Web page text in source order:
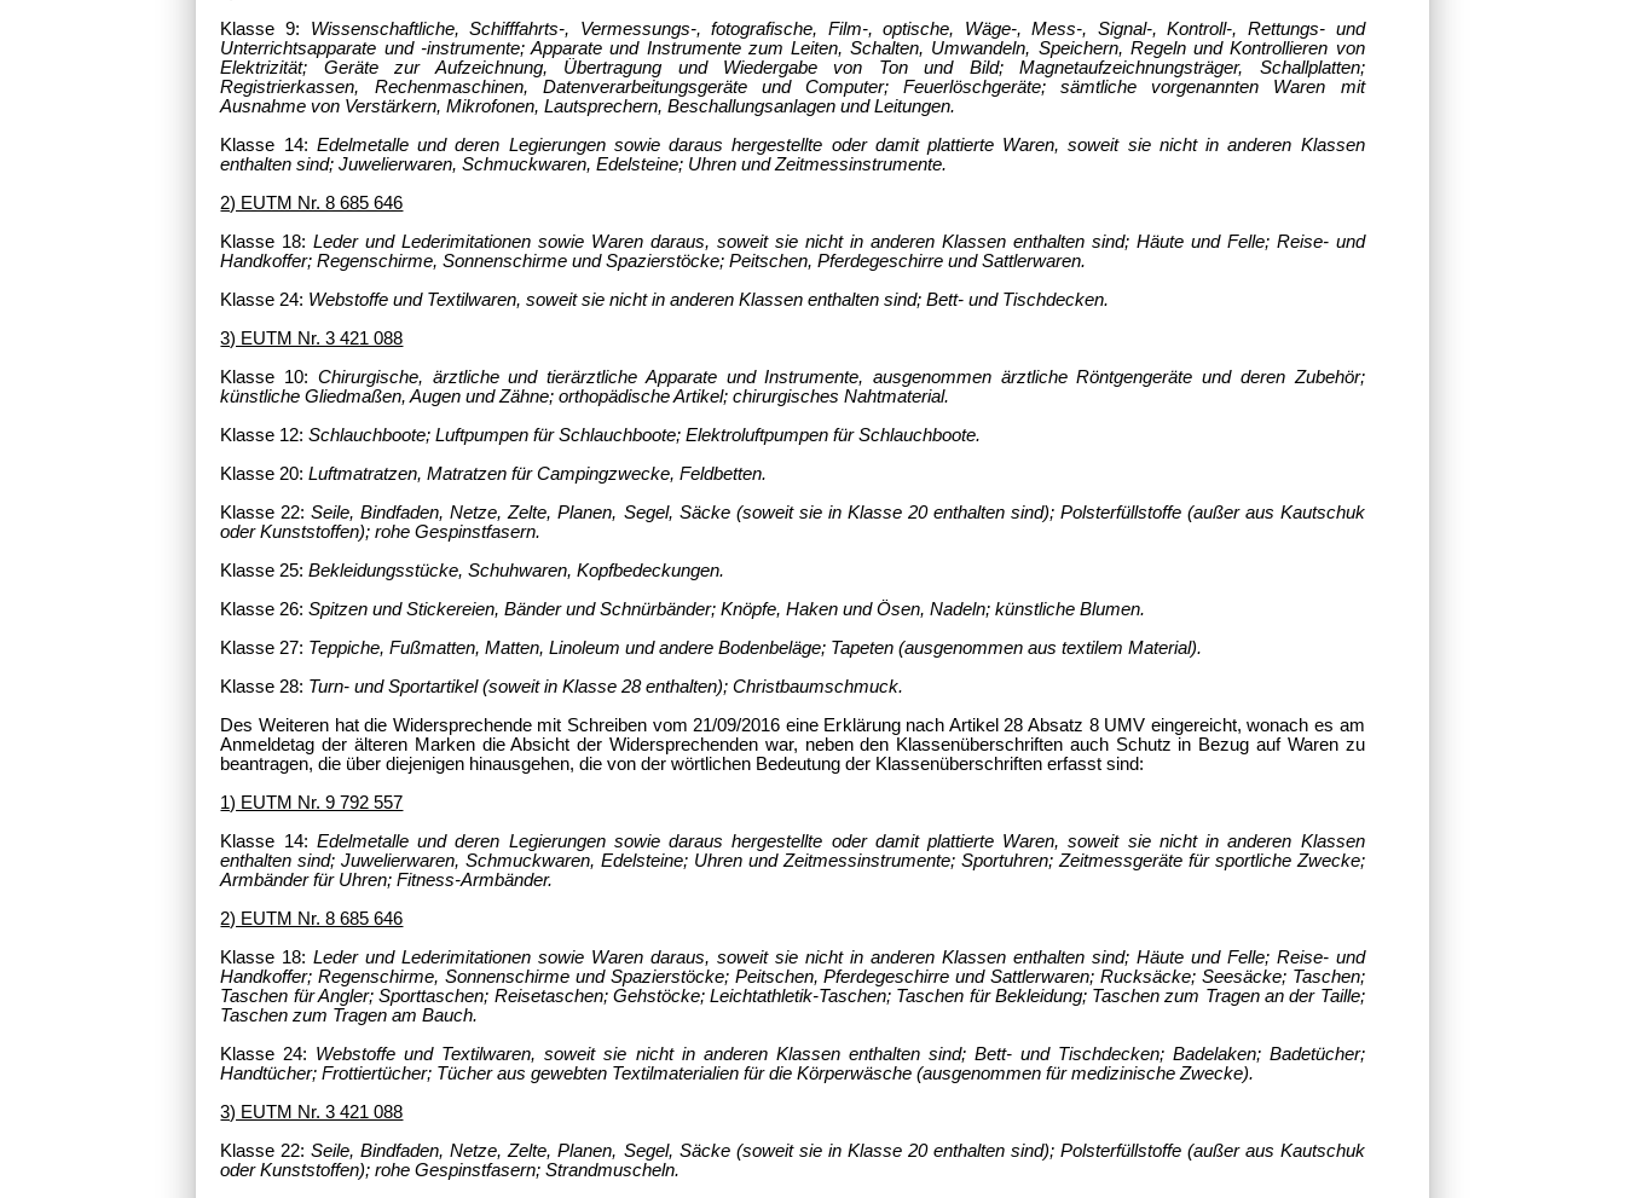
Klasse 9: Wissenschaftliche, Schifffahrts-, Vermessungs-, fotografische, Film-, optische, Wäge-, Mess-, Signal-, Kontroll-, Rettungs- und
Unterrichtsapparate und -instrumente; Apparate und Instrumente zum Leiten, Schalten, Umwandeln, Speichern, Regeln und Kontrollieren von
Elektrizität; Geräte zur Aufzeichnung, Übertragung und Wiedergabe von Ton und Bild; Magnetaufzeichnungsträger, Schallplatten;
Registrierkassen, Rechenmaschinen, Datenverarbeitungsgeräte und Computer; Feuerlöschgeräte; sämtliche vorgenannten Waren mit
Ausnahme von Verstärkern, Mikrofonen, Lautsprechern, Beschallungsanlagen und Leitungen.
Klasse 14: Edelmetalle und deren Legierungen sowie daraus hergestellte oder damit plattierte Waren, soweit sie nicht in anderen Klassen
enthalten sind; Juwelierwaren, Schmuckwaren, Edelsteine; Uhren und Zeitmessinstrumente.
2) EUTM Nr. 8 685 646
Klasse 18:Leder und Lederimitationen sowie Waren daraus, soweit sie nicht in anderen Klassen enthalten sind; Häute und Felle; Reise- und
Handkoffer; Regenschirme, Sonnenschirme und Spazierstöcke; Peitschen, Pferdegeschirre und Sattlerwaren.
Klasse 24: Webstoffe und Textilwaren, soweit sie nicht in anderen Klassen enthalten sind; Bett- und Tischdecken.
3) EUTM Nr. 3 421 088
Klasse 10: Chirurgische, ärztliche und tierärztliche Apparate und Instrumente, ausgenommen ärztliche Röntgengeräte und deren Zubehör;
künstliche Gliedmaßen, Augen und Zähne; orthopädische Artikel; chirurgisches Nahtmaterial.
Klasse 12:Schlauchboote; Luftpumpen für Schlauchboote; Elektroluftpumpen für Schlauchboote.
Klasse 20:Luftmatratzen, Matratzen für Campingzwecke, Feldbetten.
Klasse 22:Seile, Bindfaden, Netze, Zelte, Planen, Segel, Säcke (soweit sie in Klasse 20 enthalten sind); Polsterfüllstoffe (außer aus Kautschuk
oder Kunststoffen); rohe Gespinstfasern.
Klasse 25:Bekleidungsstücke, Schuhwaren, Kopfbedeckungen.
Klasse 26:Spitzen und Stickereien, Bänder und Schnürbänder; Knöpfe, Haken und Ösen, Nadeln; künstliche Blumen.
Klasse 27: Teppiche, Fußmatten, Matten, Linoleum und andere Bodenbeläge; Tapeten (ausgenommen aus textilem Material).
Klasse 28: Turn- und Sportartikel (soweit in Klasse 28 enthalten); Christbaumschmuck.
Des Weiteren hat die Widersprechende mit Schreiben vom 21/09/2016 eine Erklärung nach Artikel 28 Absatz 8 UMV eingereicht, wonach es am
Anmeldetag der älteren Marken die Absicht der Widersprechenden war, neben den Klassenüberschriften auch Schutz in Bezug auf Waren zu
beantragen, die über diejenigen hinausgehen, die von der wörtlichen Bedeutung der Klassenüberschriften erfasst sind:
1) EUTM Nr. 9 792 557
Klasse 14: Edelmetalle und deren Legierungen sowie daraus hergestellte oder damit plattierte Waren, soweit sie nicht in anderen Klassen
enthalten sind; Juwelierwaren, Schmuckwaren, Edelsteine; Uhren und Zeitmessinstrumente; Sportuhren; Zeitmessgeräte für sportliche Zwecke;
Armbänder für Uhren; Fitness-Armbänder.
2) EUTM Nr. 8 685 646
Klasse 18:Leder und Lederimitationen sowie Waren daraus, soweit sie nicht in anderen Klassen enthalten sind; Häute und Felle; Reise- und
Handkoffer; Regenschirme, Sonnenschirme und Spazierstöcke; Peitschen, Pferdegeschirre und Sattlerwaren; Rucksäcke; Seesäcke; Taschen;
Taschen für Angler; Sporttaschen; Reisetaschen; Gehstöcke; Leichtathletik-Taschen; Taschen für Bekleidung; Taschen zum Tragen an der Taille;
Taschen zum Tragen am Bauch.
Klasse 24: Webstoffe und Textilwaren, soweit sie nicht in anderen Klassen enthalten sind; Bett- und Tischdecken; Badelaken; Badetücher;
Handtücher; Frottiertücher; Tücher aus gewebten Textilmaterialien für die Körperwäsche (ausgenommen für medizinische Zwecke).
3) EUTM Nr. 3 421 088
Klasse 22:Seile, Bindfaden, Netze, Zelte, Planen, Segel, Säcke (soweit sie in Klasse 20 enthalten sind); Polsterfüllstoffe (außer aus Kautschuk
oder Kunststoffen); rohe Gespinstfasern; Strandmuscheln.